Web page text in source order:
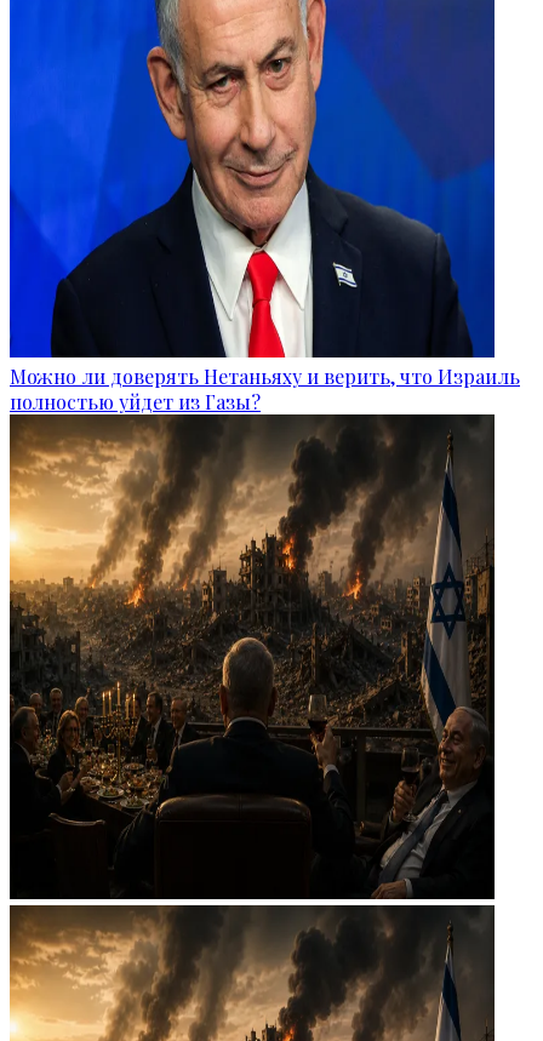
Можно ли доверять Нетаньяху и верить, что Израиль
полностью уйдет из Газы?